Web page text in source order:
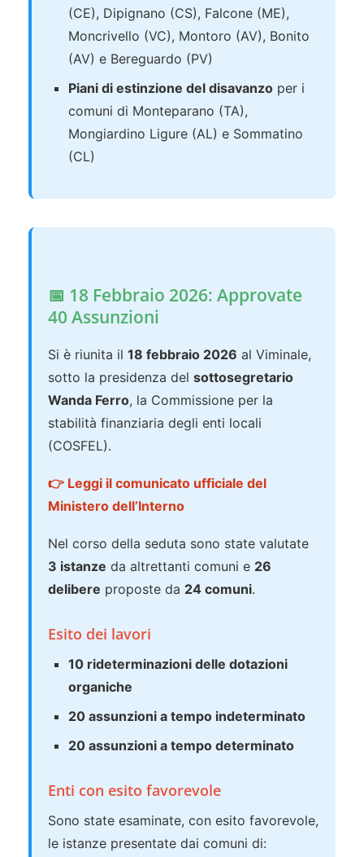
(CE), Dipignano (CS), Falcone (ME),
Moncrivello (VC), Montoro (AV), Bonito
(AV) e Bereguardo (PV)
Piani di estinzione del disavanzo per i
comuni di Monteparano (TA),
Mongiardino Ligure (AL) e Sommatino
(CL)
📅 18 Febbraio 2026: Approvate
40 Assunzioni
Si è riunita il 18 febbraio 2026 al Viminale,
sotto la presidenza del sottosegretario
Wanda Ferro, la Commissione per la
stabilità finanziaria degli enti locali
(COSFEL).
👉 Leggi il comunicato ufficiale del
Ministero dell’Interno
Nel corso della seduta sono state valutate
3 istanze da altrettanti comuni e 26
delibere proposte da 24 comuni.
Esito dei lavori
10 rideterminazioni delle dotazioni
organiche
20 assunzioni a tempo indeterminato
20 assunzioni a tempo determinato
Enti con esito favorevole
Sono state esaminate, con esito favorevole,
le istanze presentate dai comuni di: